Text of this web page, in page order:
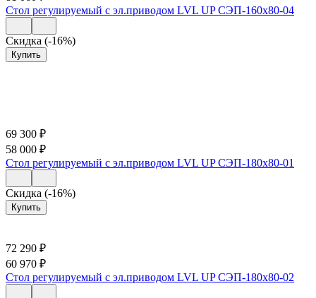
Стол регулируемый с эл.приводом LVL UP СЭП-160х80-04
Скидка (-16%)
Купить
69 300 ₽
58 000 ₽
Стол регулируемый с эл.приводом LVL UP СЭП-180х80-01
Скидка (-16%)
Купить
72 290 ₽
60 970 ₽
Стол регулируемый с эл.приводом LVL UP СЭП-180х80-02